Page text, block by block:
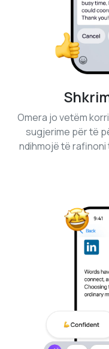
Omera jo vetëm
sugjerime për të
ndihmojë të